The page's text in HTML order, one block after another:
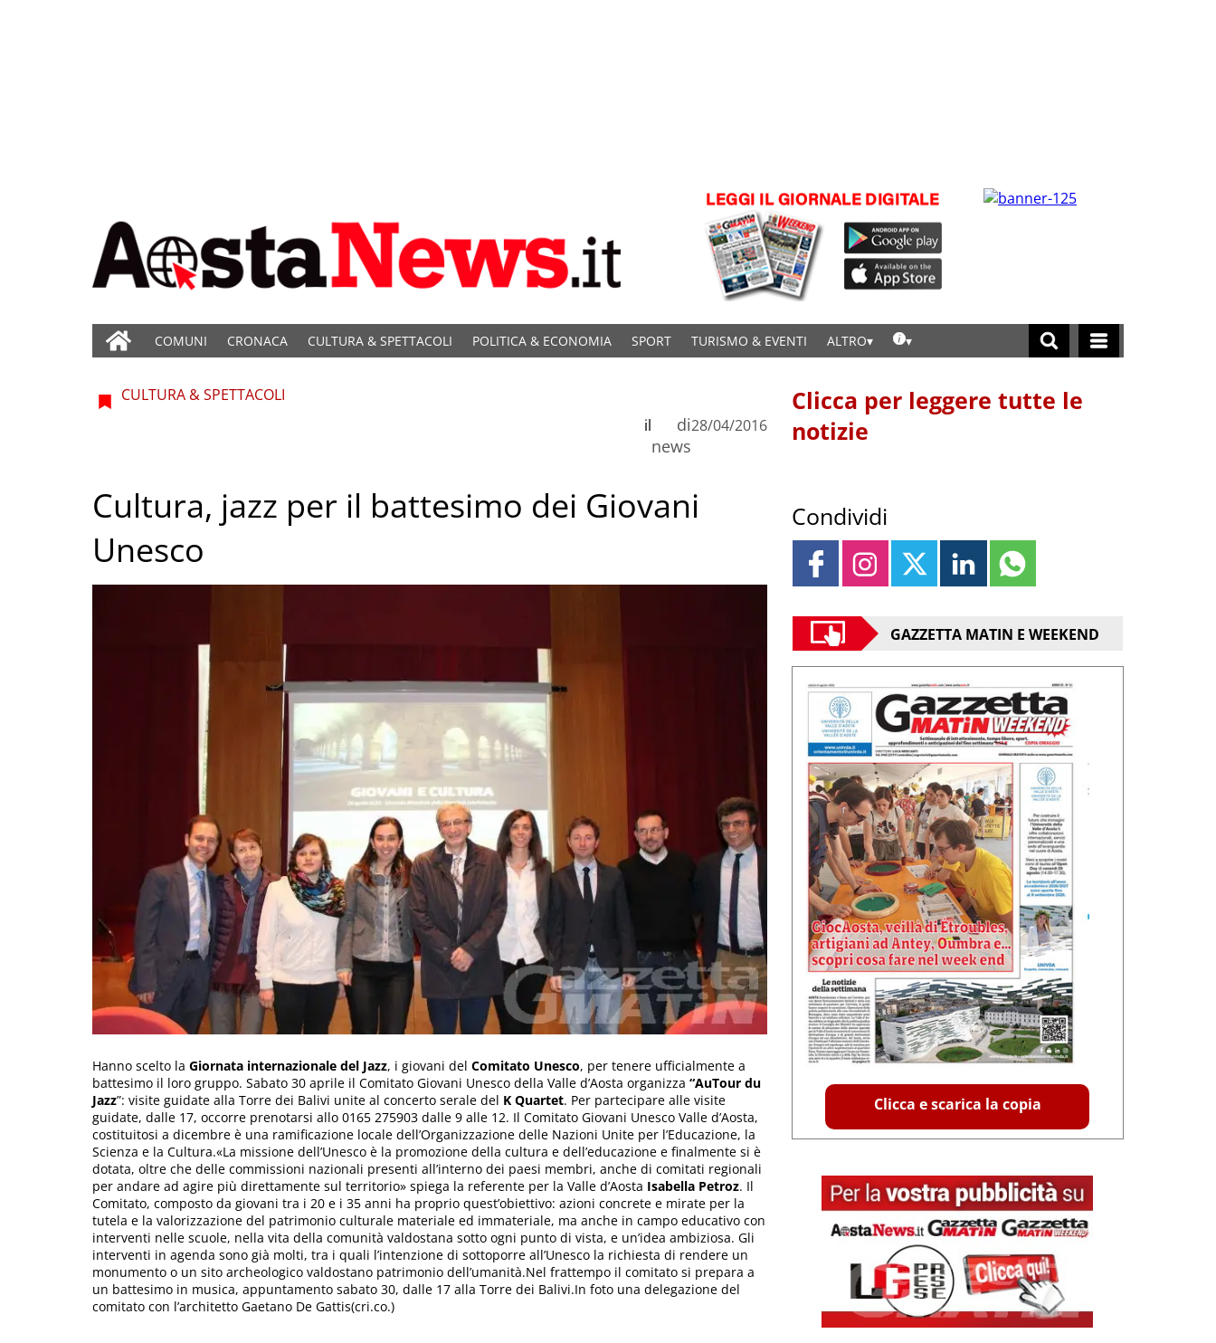
COMUNI CRONACA CULTURA & SPETTACOLI POLITICA & ECONOMIA SPORT TURISMO & EVENTI ALTRO
CULTURA & SPETTACOLI
di
news
il 28/04/2016
Cultura, jazz per il battesimo dei Giovani
Unesco
Hanno scelto la Giornata internazionale del Jazz, i giovani del Comitato Unesco, per tenere ufficialmente a
battesimo il loro gruppo. Sabato 30 aprile il Comitato Giovani Unesco della Valle d’Aosta organizza “AuTour du
Jazz”: visite guidate alla Torre dei Balivi unite al concerto serale del K Quartet. Per partecipare alle visite
guidate, dalle 17, occorre prenotarsi allo 0165 275903 dalle 9 alle 12. Il Comitato Giovani Unesco Valle d’Aosta,
costituitosi a dicembre è una ramificazione locale dell’Organizzazione delle Nazioni Unite per l’Educazione, la
Scienza e la Cultura.«La missione dell’Unesco è la promozione della cultura e dell’educazione e finalmente si è
dotata, oltre che delle commissioni nazionali presenti all’interno dei paesi membri, anche di comitati regionali
per andare ad agire più direttamente sul territorio» spiega la referente per la Valle d’Aosta Isabella Petroz. Il
Comitato, composto da giovani tra i 20 e i 35 anni ha proprio quest’obiettivo: azioni concrete e mirate per la
tutela e la valorizzazione del patrimonio culturale materiale ed immateriale, ma anche in campo educativo con
interventi nelle scuole, nella vita della comunità valdostana sotto ogni punto di vista, e un’idea ambiziosa. Gli
interventi in agenda sono già molti, tra i quali l’intenzione di sottoporre all’Unesco la richiesta di rendere un
monumento o un sito archeologico valdostano patrimonio dell’umanità.Nel frattempo il comitato si prepara a
un battesimo in musica, appuntamento sabato 30, dalle 17 alla Torre dei Balivi.In foto una delegazione del
comitato con l’architetto Gaetano De Gattis(cri.co.)
Clicca per leggere tutte le
notizie
Condividi
GAZZETTA MATIN E WEEKEND
Clicca e scarica la copia